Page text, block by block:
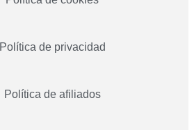
Política de privacidad
Política de afiliados